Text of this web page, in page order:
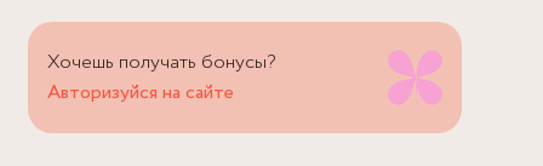
Хочешь получать бонусы?
Авторизуйся на сайте